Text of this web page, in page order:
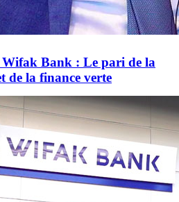
Bank : Le pari de la
de la finance verte